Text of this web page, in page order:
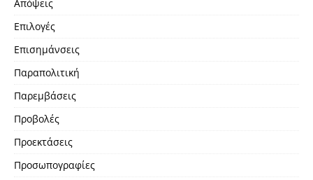
Απόψεις
Επιλογές
Επισημάνσεις
Παραπολιτική
Παρεμβάσεις
Προβολές
Προεκτάσεις
Προσωπογραφίες